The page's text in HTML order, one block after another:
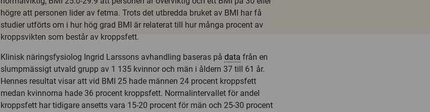
högre att personen lider av fetma. Trots det utbredda bruket av BMI har få
studier utförts om i hur hög grad BMI är relaterat till hur många procent av
kroppsvikten som består av kroppsfett.
Klinisk näringsfysiolog Ingrid Larssons avhandling baseras på data från en
slumpmässigt utvald grupp av 1 135 kvinnor och män i åldern 37 till 61 år.
Hennes resultat visar att vid BMI 25 hade männen 24 procent kroppsfett
medan kvinnorna hade 36 procent kroppsfett. Normalintervallet för andel
kroppsfett har tidigare ansetts vara 15-20 procent för män och 25-30 procent